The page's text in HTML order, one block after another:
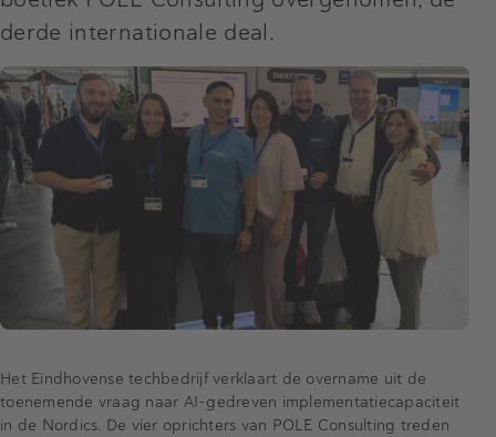
derde internationale deal.
Het Eindhovense techbedrijf verklaart de overname uit de
toenemende vraag naar AI-gedreven implementatiecapaciteit
in de Nordics. De vier oprichters van POLE Consulting treden